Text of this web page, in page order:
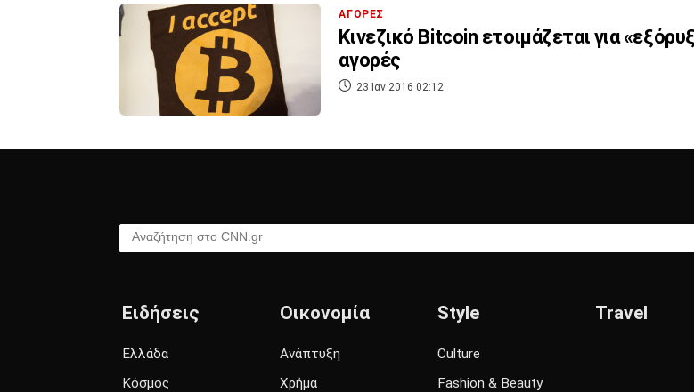
ΑΓΟΡΕΣ
Κινεζικό Βitcoin ετοιμάζεται για
αγορές
23 Ιαν 2016 02:12
Αναζήτηση στο CNN.gr
Ειδήσεις
Ελλάδα
Κόσμος
Οικονομία
Ανάπτυξη
Χρήμα
Style
Culture
Fashion & Beauty
Travel